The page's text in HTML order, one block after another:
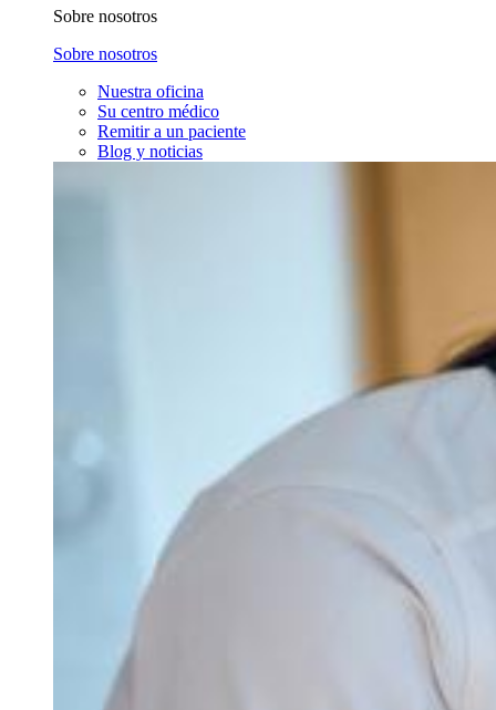
Sobre nosotros
Sobre nosotros
Nuestra oficina
Su centro médico
Remitir a un paciente
Blog y noticias